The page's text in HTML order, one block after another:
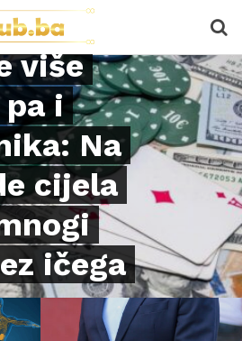
više
i
Na
cijela
ičega